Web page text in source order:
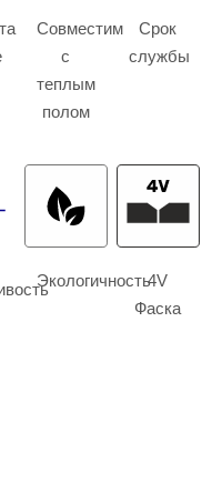
Совместим
с
теплым
полом
Срок
службы
Экологичность4V
Фаска